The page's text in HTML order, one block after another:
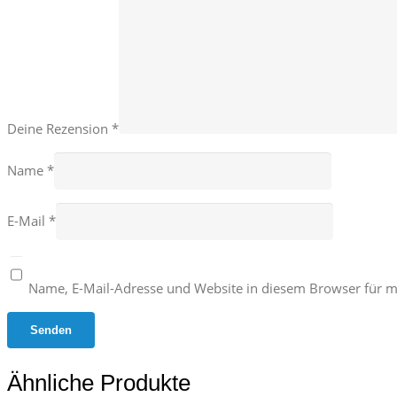
Deine Rezension *
Name *
E-Mail *
Name, E-Mail-Adresse und Website in diesem Browser für
Ähnliche Produkte